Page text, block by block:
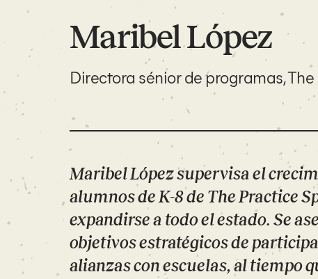
Maribel López
Directora sénior de programas,
Maribel López supervisa el
alumnos de K-8 de The Practice
expandirse a todo el estado. Se
objetivos estratégicos de
alianzas con escuelas, al tiempo